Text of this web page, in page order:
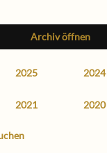
Archiv öffnen
2025 2024
2021 2020